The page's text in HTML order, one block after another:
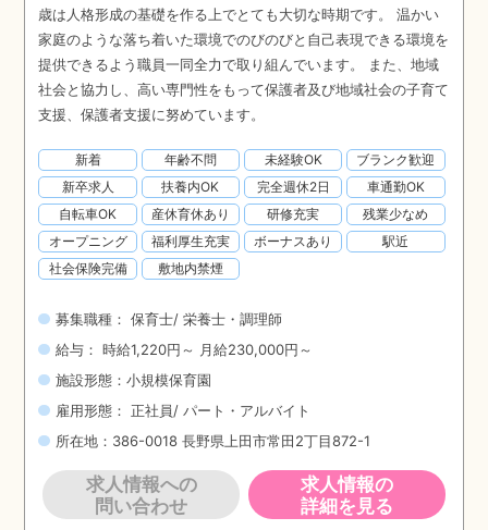
歳は人格形成の基礎を作る上でとても大切な時期です。 温かい
家庭のような落ち着いた環境でのびのびと自己表現できる環境を
提供できるよう職員一同全力で取り組んでいます。 また、地域
社会と協力し、高い専門性をもって保護者及び地域社会の子育て
支援、保護者支援に努めています。
新着 年齢不問 未経験OK
ブランク歓迎
新卒求人
扶養内OK 完全週休2日
車通勤OK
自転車OK
産休育休あり 研修充実
残業少なめ
オープニング
福利厚生充実 ボーナスあり
駅近
社会保険完備
敷地内禁煙
募集職種： 保育士/ 栄養士・調理師
給与： 時給1,220円～ 月給230,000円～
施設形態：小規模保育園
雇用形態： 正社員/ パート・アルバイト
所在地：386-0018 長野県上田市常田2丁目872-1
求人情報への
問い合わせ
求人情報の
詳細を見る